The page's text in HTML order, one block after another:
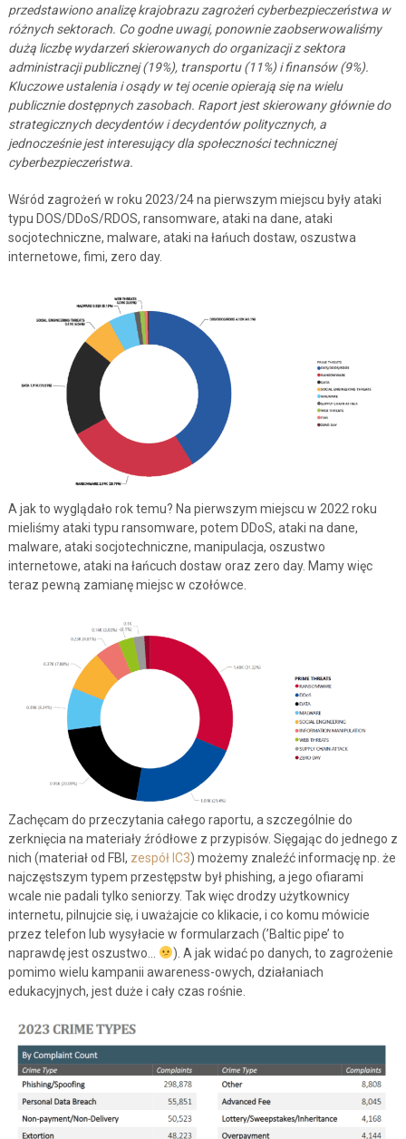
przedstawiono analizę krajobrazu zagrożeń cyberbezpieczeństwa w
różnych sektorach. Co godne uwagi, ponownie zaobserwowaliśmy
dużą liczbę wydarzeń skierowanych do organizacji z sektora
administracji publicznej (19%), transportu (11%) i finansów (9%).
Kluczowe ustalenia i osądy w tej ocenie opierają się na wielu
publicznie dostępnych zasobach. Raport jest skierowany głównie do
strategicznych decydentów i decydentów politycznych, a
jednocześnie jest interesujący dla społeczności technicznej
cyberbezpieczeństwa.
Wśród zagrożeń w roku 2023/24 na pierwszym miejscu były ataki
typu DOS/DDoS/RDOS, ransomware, ataki na dane, ataki
socjotechniczne, malware, ataki na łańuch dostaw, oszustwa
internetowe, fimi, zero day.
A jak to wyglądało rok temu? Na pierwszym miejscu w 2022 roku
mieliśmy ataki typu ransomware, potem DDoS, ataki na dane,
malware, ataki socjotechniczne, manipulacja, oszustwo
internetowe, ataki na łańcuch dostaw oraz zero day. Mamy więc
teraz pewną zamianę miejsc w czołówce.
Zachęcam do przeczytania całego raportu, a szczególnie do
zerknięcia na materiały źródłowe z przypisów. Sięgając do jednego z
nich (materiał od FBI, zespół IC3) możemy znaleźć informację np. że
najczęstszym typem przestępstw był phishing, a jego ofiarami
wcale nie padali tylko seniorzy. Tak więc drodzy użytkownicy
internetu, pilnujcie się, i uważajcie co klikacie, i co komu mówicie
przez telefon lub wysyłacie w formularzach (’Baltic pipe’ to
naprawdę jest oszustwo…
). A jak widać po danych, to zagrożenie
pomimo wielu kampanii awareness-owych, działaniach
edukacyjnych, jest duże i cały czas rośnie.